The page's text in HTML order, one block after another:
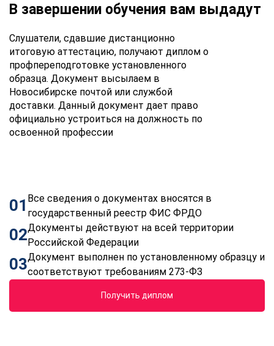
В завершении обучения вам выдадут
Слушатели, сдавшие дистанционно
итоговую аттестацию, получают диплом о
профпереподготовке установленного
образца. Документ высылаем в
Новосибирске почтой или службой
доставки. Данный документ дает право
официально устроиться на должность по
освоенной профессии
01 Все сведения о документах вносятся в
государственный реестр ФИС ФРДО
02Документы действуют на всей территории
Российской Федерации
03Документ выполнен по установленному образцу и
соответствуют требованиям 273-ФЗ
Получить диплом